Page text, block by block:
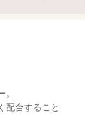
配合すること